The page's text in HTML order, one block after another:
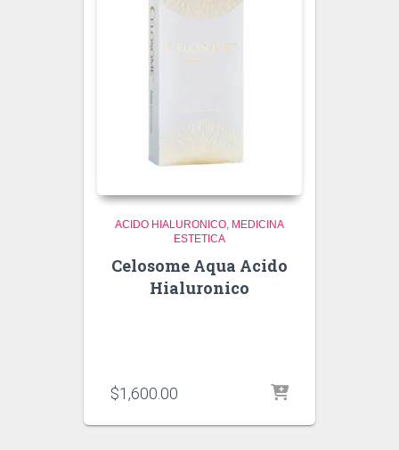
ACIDO HIALURONICO MEDICINA
ESTETICA
Celosome Aqua Acido
Hialuronico
$1,600.00